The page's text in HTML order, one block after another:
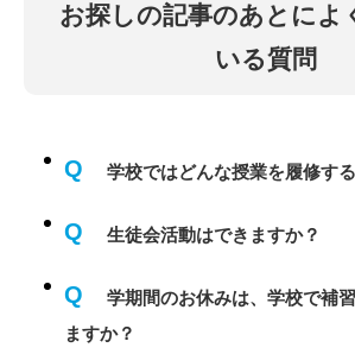
お探しの記事のあとによ
いる質問
Q 学校ではどんな授業を履修す
Q 生徒会活動はできますか？
Q
学期間のお休みは、学校で補
ますか？